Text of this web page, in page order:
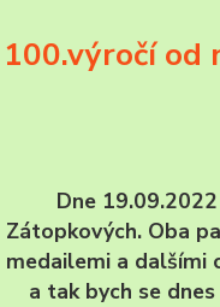
100.výročí od
Dne
Zátopkových. Oba
medailemi a dalšími
a tak bych se